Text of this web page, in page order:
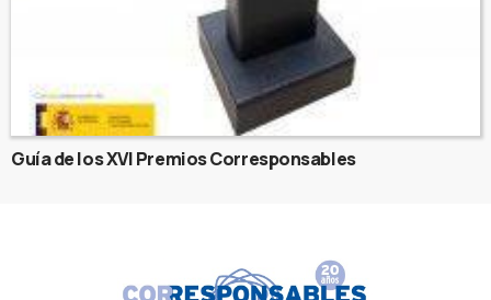
Guía de los XVI Premios Corresponsables